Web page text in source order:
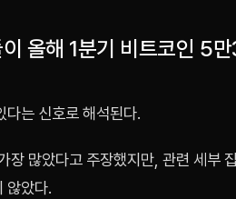
올해 1분기 비트코인 5
다는 신호로 해석된다.
장 많았다고 주장했지만, 관련 세부
않았다.